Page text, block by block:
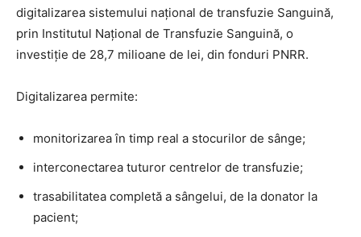
digitalizarea sistemului național de transfuzie Sanguină,
prin Institutul Național de Transfuzie Sanguină, o
investiție de 28,7 milioane de lei, din fonduri PNRR.
Digitalizarea permite:
monitorizarea în timp real a stocurilor de sânge;
interconectarea tuturor centrelor de transfuzie;
trasabilitatea completă a sângelui, de la donator la
pacient;